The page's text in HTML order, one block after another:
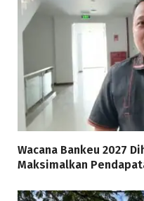
Wacana Bankeu 2027
Maksimalkan